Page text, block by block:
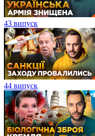
43 випуск
44 випуск